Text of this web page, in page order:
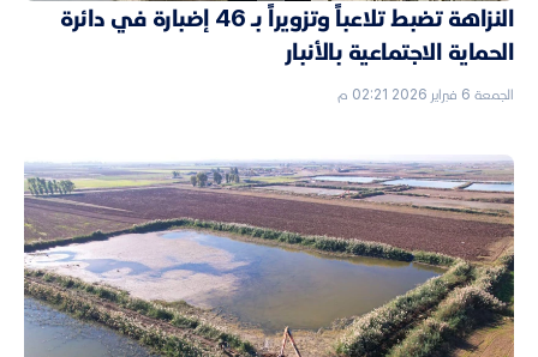
النزاهة تضبط تلاعباً وتزويراً بـ 46 إضبارة في دائرة
الحماية الاجتماعية بالأنبار
الجمعة 6 فبراير 2026 02:21 م